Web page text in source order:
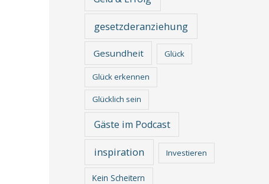
gesetzderanziehung
Gesundheit Glück
Glück erkennen
Glücklich sein
Gäste im Podcast
inspiration Investieren
Kein Scheitern